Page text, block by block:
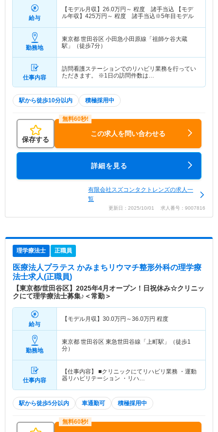
給与
【モデル月収】 26.0万円～ 程度 諸手当込 【モデ
ル年収】 425万円～ 程度 諸手当込※5年目モデル
勤務地
東京都 世田谷区 小田急小田原線「祖師ケ谷大蔵
駅」（徒歩7分）
仕事内容
訪問看護ステーションでのリハビリ業務を行ってい
ただきます。 ※1日の訪問件数は…
駅から徒歩10分以内 積極採用中
保存する
この求人を問い合わせる
詳細を見る
有限会社スズコンタクトレンズの求人一
覧
更新日：2025/10/01 求人番号：9007816
理学療法士 正職員
医療法人プラテス かみまちリウマチ整形外科の理学療
法士求人(正職員)
【東京都/世田谷区】2025年4月オープン！日祝休み☆クリニッ
クにて理学療法士募集♪＜常勤＞
給与
【モデル月収】 30.0万円～36.0万円 程度
勤務地
東京都 世田谷区 東急世田谷線「上町駅」（徒歩1
分）
仕事内容
【仕事内容】 ■クリニックにてリハビリ業務 ・運動
器リハビリテーション ・リハ…
駅から徒歩5分以内 車通勤可 積極採用中